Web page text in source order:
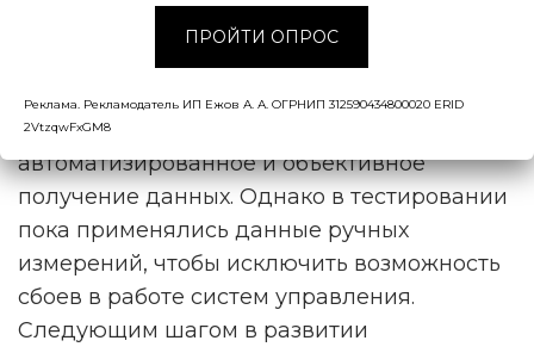
Как отмечают учёные, в идеале все
системы управления должны опираться на
датчики климата и урожая,
обеспечивающие непрерывное
автоматизированное и объективное
получение данных. Однако в тестировании
пока применялись данные ручных
измерений, чтобы исключить возможность
сбоев в работе систем управления.
Следующим шагом в развитии
ПРОЙТИ ОПРОС
Реклама. Рекламодатель ИП Ежов А. А. ОГРНИП 312590434800020 ERID
2VtzqwFxGM8